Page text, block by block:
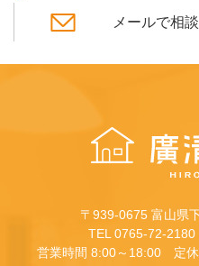
メールで相
〒939-0675 富山県
TEL 0765-72-
営業時間 8:00～18:00 定休